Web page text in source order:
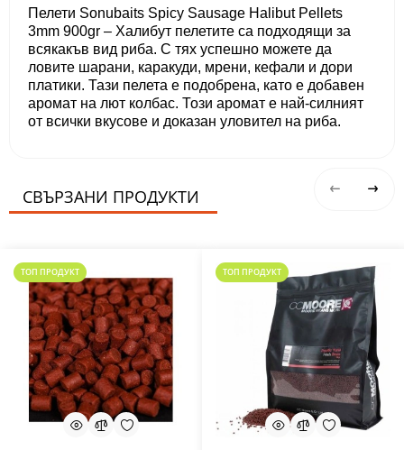
Пелети Sonubaits Spicy Sausage Halibut Pellets
3mm 900gr – Халибут пелетите са подходящи за
всякакъв вид риба. С тях успешно можете да
ловите шарани, каракуди, мрени, кефали и дори
платики. Тази пелета е подобрена, като е добавен
аромат на лют колбас. Този аромат е най-силният
от всички вкусове и доказан уловител на риба.
СВЪРЗАНИ ПРОДУКТИ
ТОП ПРОДУКТ ТОП ПРОДУКТ